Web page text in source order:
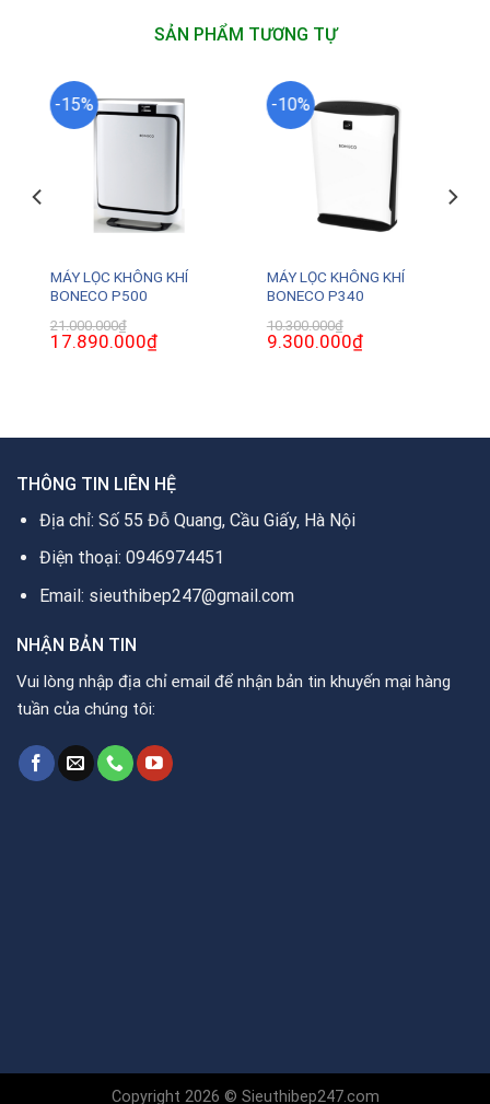
SẢN PHẨM TƯƠNG TỰ
-15%
MÁY LỌC KHÔNG KHÍ
BONECO P500
21.000.000₫
Giá
gốc
17.890.000₫Giá
hiện
-10%
MÁY LỌC KHÔNG KHÍ
BONECO P340
10.300.000₫
Giá
gốc
9.300.000₫Giá
hiện
THÔNG TIN LIÊN HỆ
Địa chỉ: Số 55 Đỗ Quang, Cầu Giấy, Hà Nội
Điện thoại: 0946974451
Email: sieuthibep247@gmail.com
NHẬN BẢN TIN
Vui lòng nhập địa chỉ email để nhận bản tin khuyến mại hàng
tuần của chúng tôi:
Copyright 2026 © Sieuthibep247.com